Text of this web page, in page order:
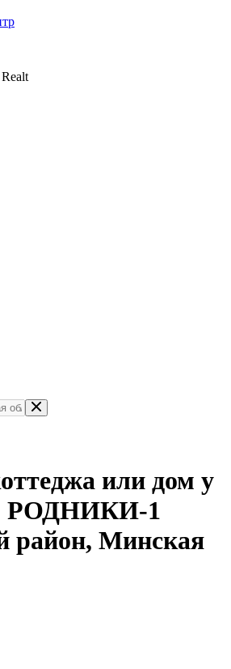
или дом у
РОДНИКИ-1
район, Минская